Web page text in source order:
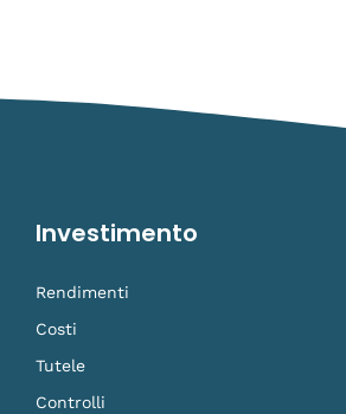
Investimento
Rendimenti
Costi
Tutele
Controlli